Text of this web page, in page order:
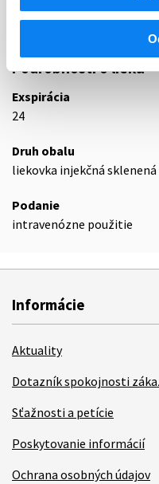
L01FF10
Podrobnosti o lieku
Exspirácia
24
Druh obalu
liekovka injekčná sklenená
Podanie
intravenózne použitie
Informácie
Aktuality
Dotazník spokojnosti
Sťažnosti a petície
Poskytovanie informácií
Ochrana osobných údajov